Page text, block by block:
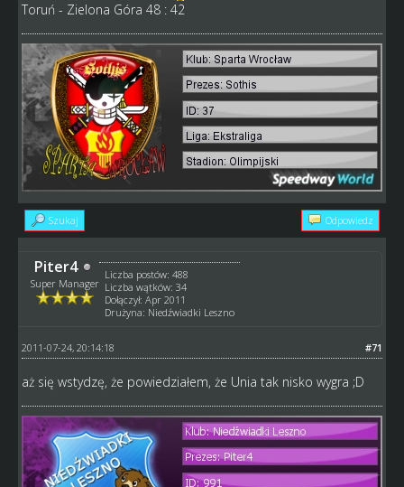
Toruń - Zielona Góra 48 : 42
Szukaj Odpowiedz
Piter4
Super Manager
Liczba postów: 488
Liczba wątków: 34
Dołączył: Apr 2011
Drużyna: Niedźwiadki Leszno
#71
2011-07-24, 20:14:18
aż się wstydzę, że powiedziałem, że Unia tak nisko wygra ;D